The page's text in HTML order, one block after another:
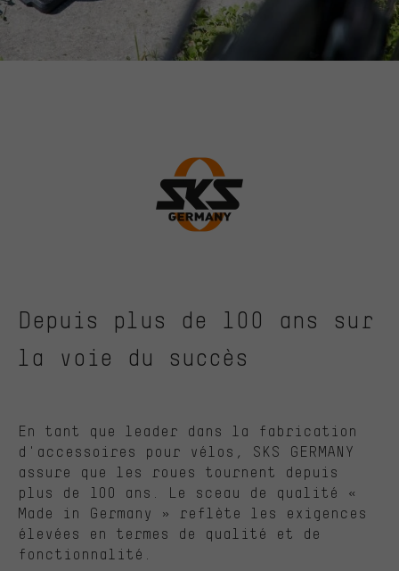
Depuis plus de 100 ans sur
la voie du succès
En tant que leader dans la fabrication
d'accessoires pour vélos, SKS GERMANY
assure que les roues tournent depuis
plus de 100 ans. Le sceau de qualité «
Made in Germany » reflète les exigences
élevées en termes de qualité et de
fonctionnalité.